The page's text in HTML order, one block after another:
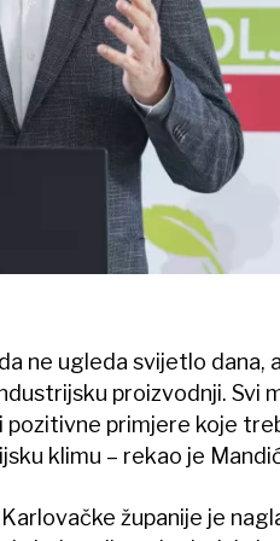
ne ugleda svijetlo dana,
proizvodnji. Svi
pozitivne primjere koje
klimu – rekao je
županije je